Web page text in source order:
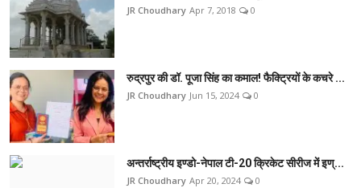
विशेष JR Choudhary Apr 7, 2018 0
रुद्रपुर की डॉ. पूजा सिंह का कमाल! फैक्ट्रियों के कचरे ...
JR Choudhary Jun 15, 2024 0
अन्तर्राष्ट्रीय इण्डो-नेपाल टी-20 क्रिकेट सीरीज में इण्...
JR Choudhary Apr 20, 2024 0